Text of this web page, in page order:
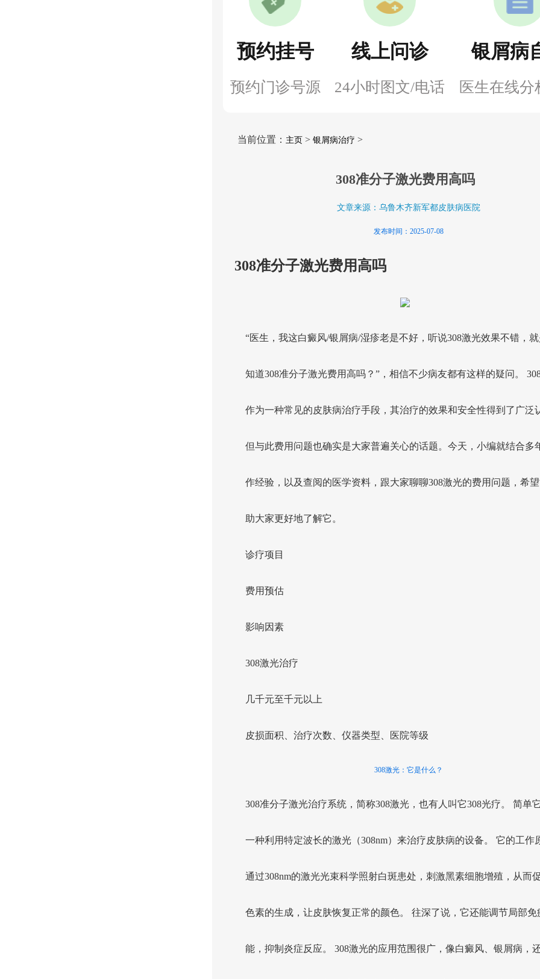
预约挂号
预约门诊号源
线上问诊
24小时图文/电话
银屑病
医生在线分
当前位置： 主页> 银屑病治疗 >
308准分子激光费用高吗
文章来源：乌鲁木齐新军都皮肤病医院
发布时间：2025-07-08
308准分子激光费用高吗
“医生，我这白癜风/银屑病/湿疹老是不好，听说308激光效果不错，
知道308准分子激光费用高吗？”，相信不少病友都有这样的疑问。
作为一种常见的皮肤病治疗手段，其治疗的效果和安全性得到了广泛
但与此费用问题也确实是大家普遍关心的话题。今天，小编就结合多
作经验，以及查阅的医学资料，跟大家聊聊308激光的费用问题，希
助大家更好地了解它。
诊疗项目
费用预估
影响因素
308激光治疗
几千元至千元以上
皮损面积、治疗次数、仪器类型、医院等级
308激光：它是什么？
308准分子激光治疗系统，简称308激光，也有人叫它308光疗。 简单
一种利用特定波长的激光（308nm）来治疗皮肤病的设备。 它的工作
通过308nm的激光光束科学照射白斑患处，刺激黑素细胞增殖，从而
色素的生成，让皮肤恢复正常的颜色。 往深了说，它还能调节局部免
能，抑制炎症反应。 308激光的应用范围很广，像白癜风、银屑病，